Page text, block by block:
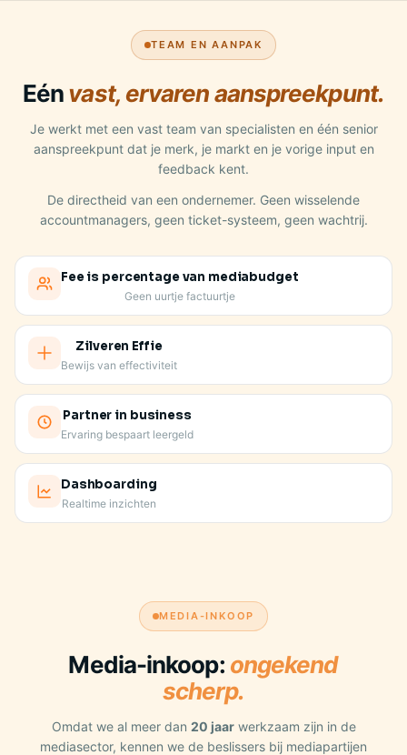
TEAM EN AANPAK
Eénvast, ervaren aanspreekpunt.
Je werkt met een vast team van specialisten en één senior
aanspreekpunt dat je merk, je markt en je vorige input en
feedback kent.
De directheid van een ondernemer. Geen wisselende
accountmanagers, geen ticket-systeem, geen wachtrij.
Fee is percentage van mediabudget
Geen uurtje factuurtje
Zilveren Effie
Bewijs van effectiviteit
Partner in business
Ervaring bespaart leergeld
Dashboarding
Realtime inzichten
JE VASTE AANSPREEKPUNT KENT JE MERK
MEDIA-INKOOP
Media-inkoop: ongekend
scherp.
Omdat we al meer dan 20 jaarwerkzaam zijn in de
mediasector, kennen we de beslissers bij mediapartijen